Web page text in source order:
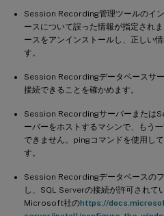
Session Recording管理ツールのイ
ースについて誤った情報が指定され
ースをアンインストールし、正しい
す。
Session Recordingデータベースサ
接続できることを確かめます。
Session Recordingサーバーまたは
ーバーをホストするマシンで、もう
できません。pingコマンドを使用し
す。
Session Recordingデータベースの
し、SQL Serverの接続が許可されて
Microsoft社のhttps://